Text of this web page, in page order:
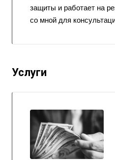
защиты и работает на
со мной для
Услуги